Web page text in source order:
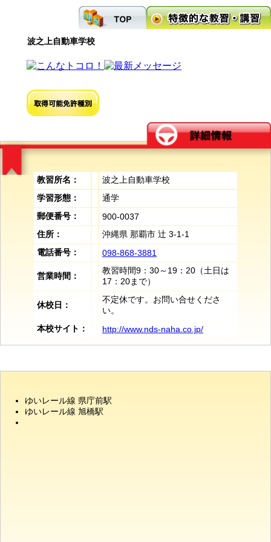
波之上自動車学校
教習所名：
波之上自動車学校
学習形態：
通学
郵便番号：
900-0037
住所：
沖縄県 那覇市 辻 3-1-1
電話番号：
098-868-3881
営業時間：
教習時間9：30～19：20（土日は
17：20まで）
休校日：
不定休です。お問い合せくださ
い。
本校サイト：
http://www.nds-naha.co.jp/
ゆいレール線 県庁前駅
ゆいレール線 旭橋駅